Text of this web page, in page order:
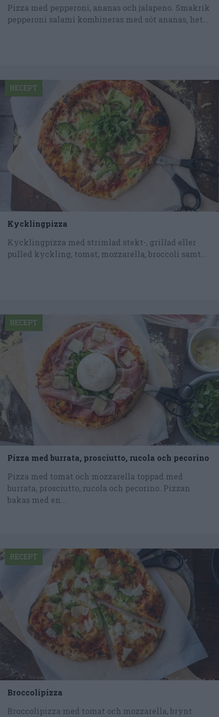
Pizza med pepperoni, ananas och jalapeno. Smakrik
pepperoni salami kombineras med söt ananas, het...
Kycklingpizza
Kycklingpizza med strimlad stekt-, grillad eller
pulled kyckling, tomat, mozzarella, broccoli samt...
RECEPT
Pizza med burrata, prosciutto, rucola och pecorino
Pizza med tomat och mozzarella toppad med
burrata, prosciutto, rucola och pecorino. Pizzan
bakas med en...
RECEPT
Broccolipizza
Broccolipizza med tomat och mozzarella, brynt
RECEPT